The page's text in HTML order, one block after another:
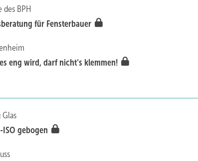
des BPH
für Fensterbauer
eng wird, darf nicht‘s klemmen!
Glas
gebogen